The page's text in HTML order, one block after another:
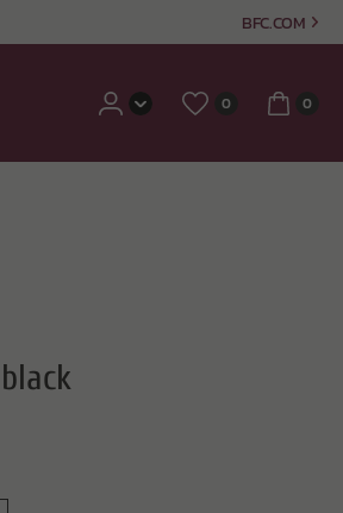
BFC.COM
0 0